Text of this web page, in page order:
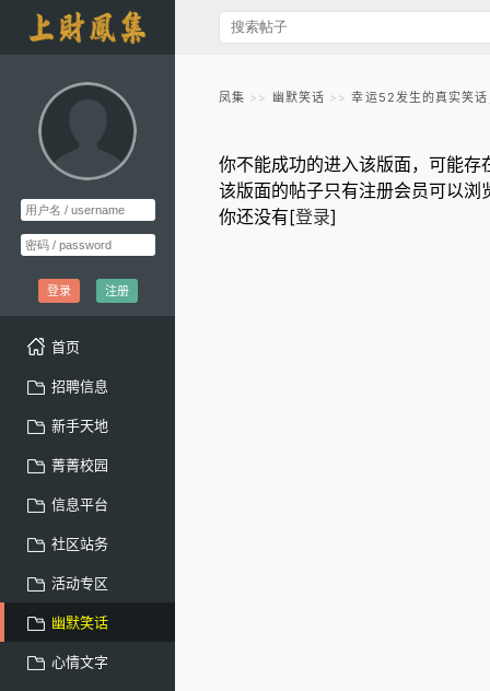
登录 注册
首页
招聘信息
新手天地
菁菁校园
信息平台
社区站务
活动专区
幽默笑话
心情文字
凤集 幽默笑话 幸运52发生的真实笑
你不能成功的进入该版面，可能存
该版面的帖子只有注册会员可以浏
你还没有[登录]